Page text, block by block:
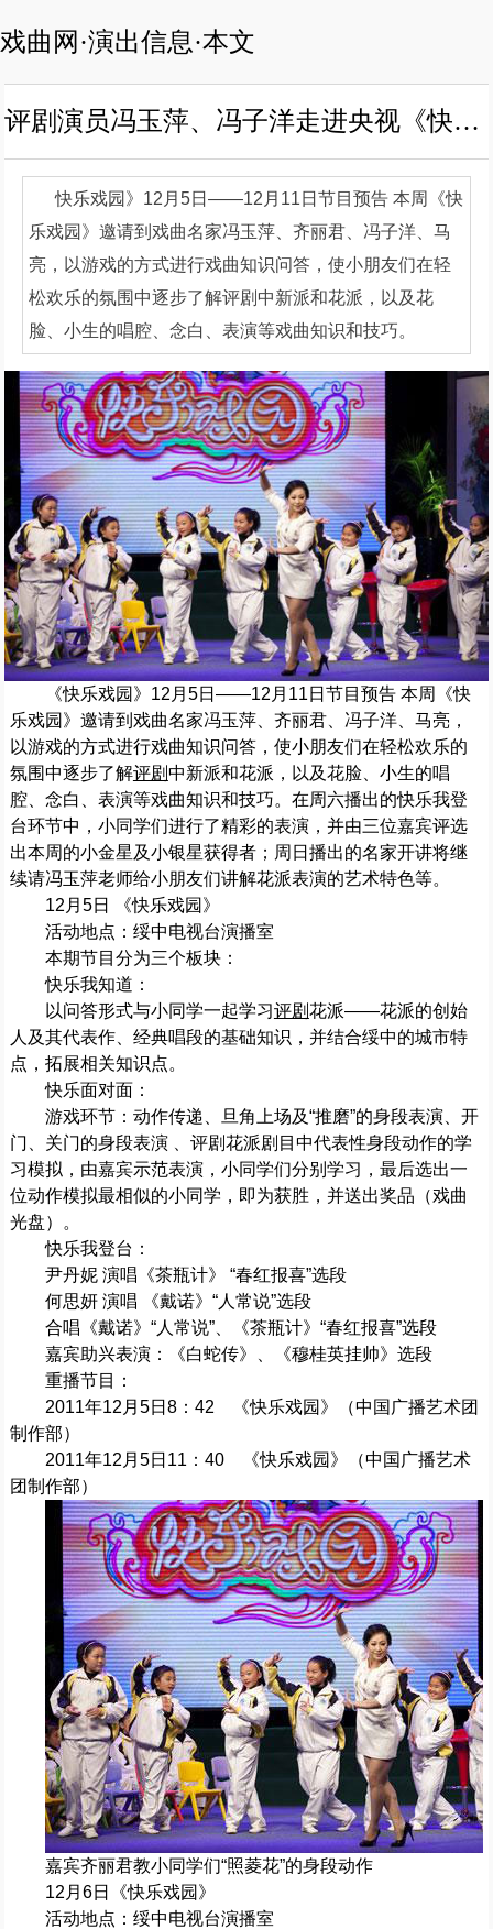
戏曲网·演出信息·本文
评剧演员冯玉萍、冯子洋走进央视《快乐戏园》
快乐戏园》12月5日——12月11日节目预告 本周《快
乐戏园》邀请到戏曲名家冯玉萍、齐丽君、冯子洋、马
亮，以游戏的方式进行戏曲知识问答，使小朋友们在轻
松欢乐的氛围中逐步了解评剧中新派和花派，以及花
脸、小生的唱腔、念白、表演等戏曲知识和技巧。
《快乐戏园》12月5日——12月11日节目预告 本周《快
乐戏园》邀请到戏曲名家冯玉萍、齐丽君、冯子洋、马亮，
以游戏的方式进行戏曲知识问答，使小朋友们在轻松欢乐的
氛围中逐步了解评剧中新派和花派，以及花脸、小生的唱
腔、念白、表演等戏曲知识和技巧。在周六播出的快乐我登
台环节中，小同学们进行了精彩的表演，并由三位嘉宾评选
出本周的小金星及小银星获得者；周日播出的名家开讲将继
续请冯玉萍老师给小朋友们讲解花派表演的艺术特色等。
12月5日 《快乐戏园》
活动地点：绥中电视台演播室
本期节目分为三个板块：
快乐我知道：
以问答形式与小同学一起学习评剧花派——花派的创始
人及其代表作、经典唱段的基础知识，并结合绥中的城市特
点，拓展相关知识点。
快乐面对面：
游戏环节：动作传递、旦角上场及“推磨”的身段表演、开
门、关门的身段表演 、评剧花派剧目中代表性身段动作的学
习模拟，由嘉宾示范表演，小同学们分别学习，最后选出一
位动作模拟最相似的小同学，即为获胜，并送出奖品（戏曲
光盘）。
快乐我登台：
尹丹妮 演唱《茶瓶计》 “春红报喜”选段
何思妍 演唱 《戴诺》“人常说”选段
合唱《戴诺》“人常说”、《茶瓶计》“春红报喜”选段
嘉宾助兴表演：《白蛇传》、《穆桂英挂帅》选段
重播节目：
2011年12月5日8：42 《快乐戏园》（中国广播艺术团
制作部）
2011年12月5日11：40 《快乐戏园》（中国广播艺术
团制作部）
嘉宾齐丽君教小同学们“照菱花”的身段动作
12月6日《快乐戏园》
活动地点：绥中电视台演播室